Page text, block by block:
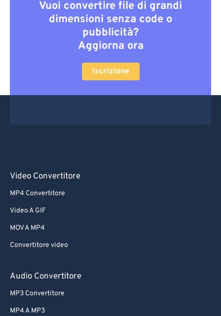
Vuoi convertire file di grandi
dimensioni senza code o
pubblicità?
Aggiorna ora
Iscrizione
Video Convertitore
MP4 Convertitore
Video A GIF
MOV A MP4
Convertitore video
Audio Convertitore
MP3 Convertitore
MP4 A MP3